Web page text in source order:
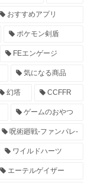
おすすめアプリ
ポケモン剣盾
FEエンゲージ
気になる商品
幻塔 CCFFR
ゲームのおやつ
呪術廻戦-ファンパレ-
ワイルドハーツ
エーテルゲイザー